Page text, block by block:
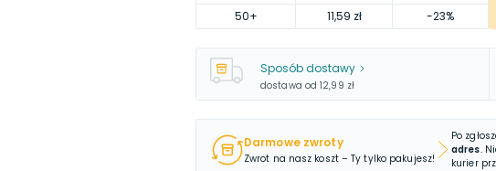
50+ 11,59 zł -23%
Sposób dostawy
dostawa od 12,99 zł
Darmowe zwroty
Zwrot na nasz koszt – Ty tylko pakujesz!
Po
adres.
kurier